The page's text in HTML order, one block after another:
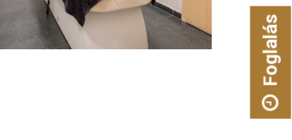
Foglalás